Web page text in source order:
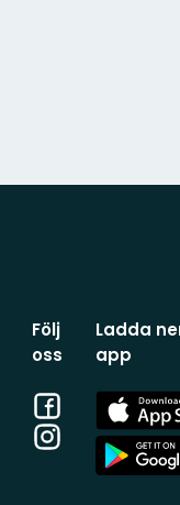
Följ
oss
Facebook
Instagram
Ladda
app
App
Store
App
Store